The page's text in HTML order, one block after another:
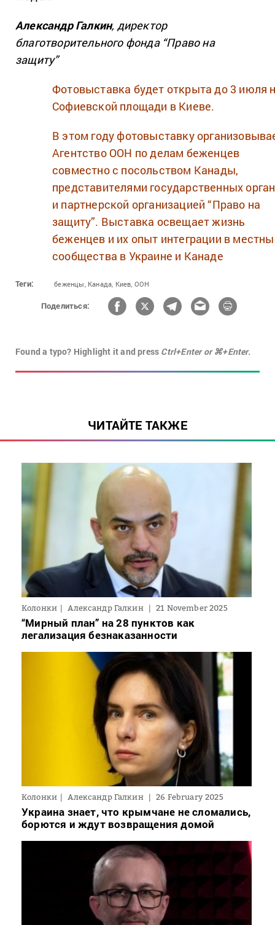
Александр Галкин, директор
благотворительного фонда “Право на
защиту”
Фотовыставка будет открыта до 3 июля
Софиевской площади в Киеве.
В этом году фотовыставку
Агентство ООН по делам беженцев
совместно с посольством Канады,
представителями государственных
и партнерской организацией “Право на
защиту”. Выставка освещает жизнь
беженцев и их опыт интеграции в
сообщества в Украине и Канаде
Теги: беженцы, Канада, Киев, ООН
Поделиться:
Found a typo? Highlight it and press Ctrl+Enter or ⌘+Enter.
ЧИТАЙТЕ ТАКЖЕ
Колонки Александр Галкин 21 November 2025
“Мирный план” на 28 пунктов как
легализация безнаказанности
Колонки Александр Галкин 26 February 2025
Украина знает, что крымчане не сломались,
борются и ждут возвращения домой